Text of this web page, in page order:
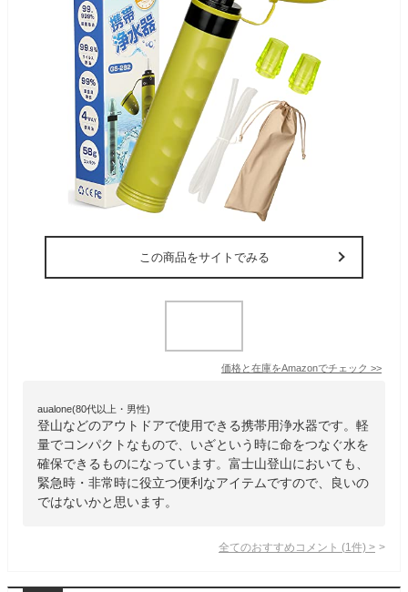
この商品をサイトでみる
価格と在庫をAmazonでチェック >>
aualone(80代以上・男性)
登山などのアウトドアで使用できる携帯用浄水器です。軽
量でコンパクトなもので、いざという時に命をつなぐ水を
確保できるものになっています。富士山登山においても、
緊急時・非常時に役立つ便利なアイテムですので、良いの
ではないかと思います。
全てのおすすめコメント (1 件) >